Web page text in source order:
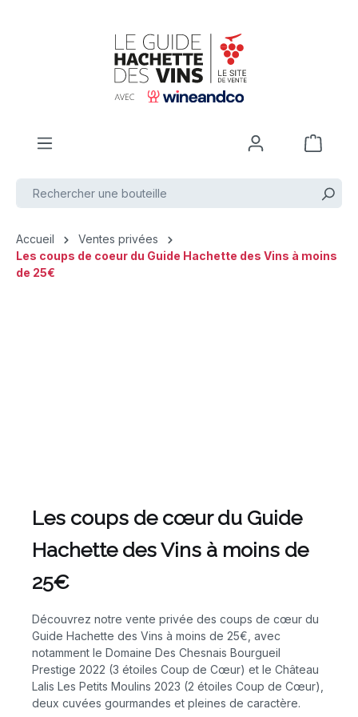
Accueil
Ventes privées
Les coups de coeur du Guide Hachette des Vins à moins
de 25€
Les coups de cœur du Guide
Hachette des Vins à moins de
25€
Découvrez notre vente privée des coups de cœur du
Guide Hachette des Vins à moins de 25€, avec
notamment le Domaine Des Chesnais Bourgueil
Prestige 2022 (3 étoiles Coup de Cœur) et le Château
Lalis Les Petits Moulins 2023 (2 étoiles Coup de Cœur),
deux cuvées gourmandes et pleines de caractère.